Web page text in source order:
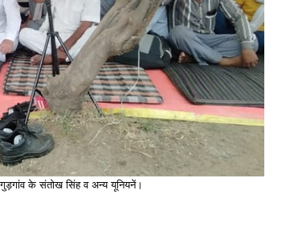
के संतोख सिंह व अन्य यूनियनें।